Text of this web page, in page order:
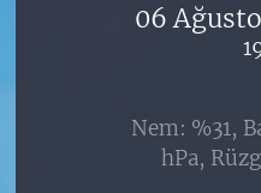
06
Nem: %31,
hPa,